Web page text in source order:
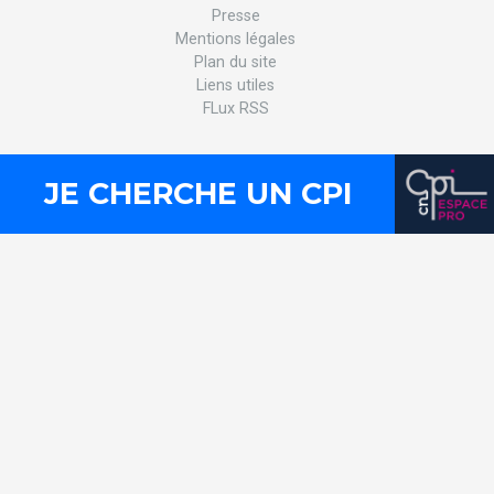
Presse
Mentions légales
Plan du site
Liens utiles
FLux RSS
JE CHERCHE UN CPI